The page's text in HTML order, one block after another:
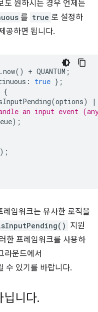
도 원하시는 경우 언제든
를 true 로 설정하
공하면 됩니다.
.now() + QUANTUM ;
: true };
{
(options)
an input event
);
임워크는 유사한 로직을
지원
한 프레임워크를 사용하
라운드에서
수 있기를 바랍니다.
닙니다.